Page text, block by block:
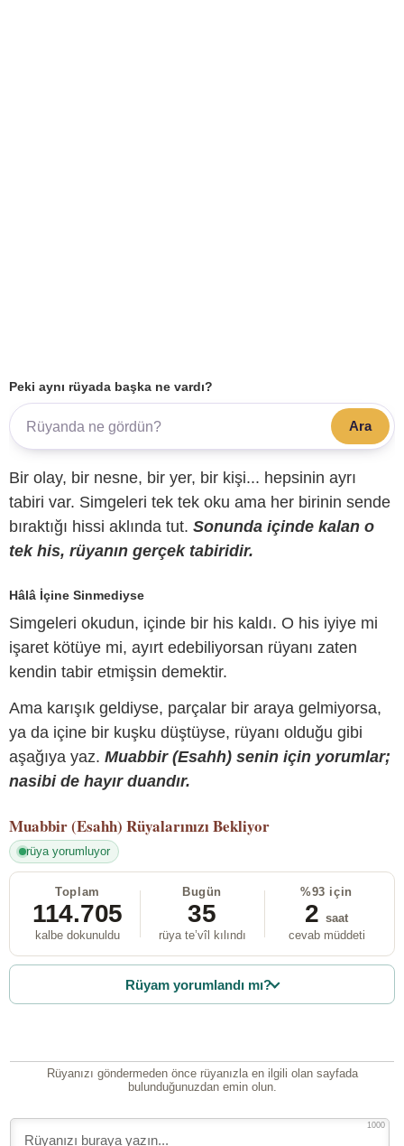
Peki aynı rüyada başka ne vardı?
Ara
Bir olay, bir nesne, bir yer, bir kişi... hepsinin ayrı
tabiri var. Simgeleri tek tek oku ama her birinin sende
bıraktığı hissi aklında tut. Sonunda içinde kalan o
tek his, rüyanın gerçek tabiridir.
Hâlâ İçine Sinmediyse
Simgeleri okudun, içinde bir his kaldı. O his iyiye mi
işaret kötüye mi, ayırt edebiliyorsan rüyanı zaten
kendin tabir etmişsin demektir.
Ama karışık geldiyse, parçalar bir araya gelmiyorsa,
ya da içine bir kuşku düştüyse, rüyanı olduğu gibi
aşağıya yaz. Muabbir (Esahh) senin için yorumlar;
nasibi de hayır duandır.
Muabbir (Esahh) Rüyalarınızı Bekliyor
rüya yorumluyor
Toplam
114.705
kalbe dokunuldu
Bugün
35
rüya te’vîl kılındı
%93 için
2 saat
cevab müddeti
Rüyam yorumlandı mı?
Rüyanızı göndermeden önce rüyanızla en ilgili olan sayfada
bulunduğunuzdan emin olun.
1000